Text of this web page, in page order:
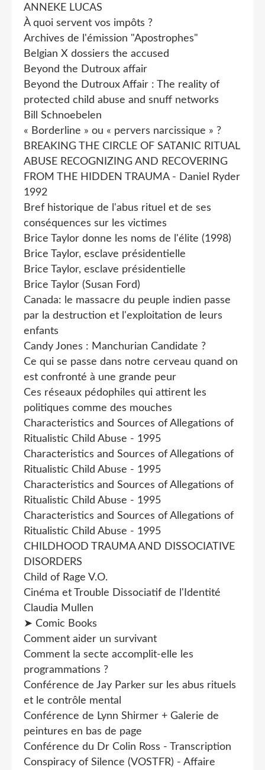
ANNEKE LUCAS
À quoi servent vos impôts ?
Archives de l'émission "Apostrophes"
Belgian X dossiers the accused
Beyond the Dutroux affair
Beyond the Dutroux Affair : The reality of
protected child abuse and snuff networks
Bill Schnoebelen
« Borderline » ou « pervers narcissique » ?
BREAKING THE CIRCLE OF SATANIC RITUAL
ABUSE RECOGNIZING AND RECOVERING
FROM THE HIDDEN TRAUMA - Daniel Ryder
1992
Bref historique de l'abus rituel et de ses
conséquences sur les victimes
Brice Taylor donne les noms de l'élite (1998)
Brice Taylor, esclave présidentielle
Brice Taylor, esclave présidentielle
Brice Taylor (Susan Ford)
Canada: le massacre du peuple indien passe
par la destruction et l'exploitation de leurs
enfants
Candy Jones : Manchurian Candidate ?
Ce qui se passe dans notre cerveau quand on
est confronté à une grande peur
Ces réseaux pédophiles qui attirent les
politiques comme des mouches
Characteristics and Sources of Allegations of
Ritualistic Child Abuse - 1995
Characteristics and Sources of Allegations of
Ritualistic Child Abuse - 1995
Characteristics and Sources of Allegations of
Ritualistic Child Abuse - 1995
Characteristics and Sources of Allegations of
Ritualistic Child Abuse - 1995
CHILDHOOD TRAUMA AND DISSOCIATIVE
DISORDERS
Child of Rage V.O.
Cinéma et Trouble Dissociatif de l'Identité
Claudia Mullen
➤ Comic Books
Comment aider un survivant
Comment la secte accomplit-elle les
programmations ?
Conférence de Jay Parker sur les abus rituels
et le contrôle mental
Conférence de Lynn Shirmer + Galerie de
peintures en bas de page
Conférence du Dr Colin Ross - Transcription
Conspiracy of Silence (VOSTFR) - Affaire